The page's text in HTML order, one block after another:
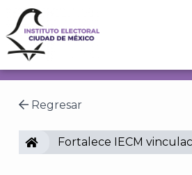
Regresar
IECMFortalece IECM